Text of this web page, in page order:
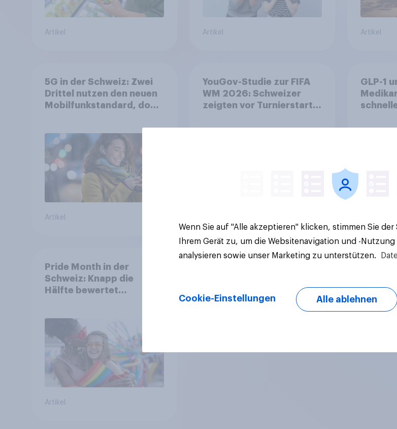
Artikel Artikel Artikel
5G in der Schweiz: Zwei
Drittel nutzen den neuen
Mobilfunkstandard, doch
bleiben weit verbreitet
Artikel
YouGov-Studie zur FIFA
WM 2026: Schweizer
zeigten vor Turnierstart
Deutsche
GLP-1
den
Pride Month in der
Schweiz: Knapp die
Hälfte bewertet
bleibt umstritten
Artikel
Wenn Sie auf "Alle akzeptieren" klicken, stimmen Sie
Ihrem Gerät zu, um die Websitenavigation und -
analysieren sowie unser Marketing zu unterstützen.
Cookie-Einstellungen Alle ablehnen